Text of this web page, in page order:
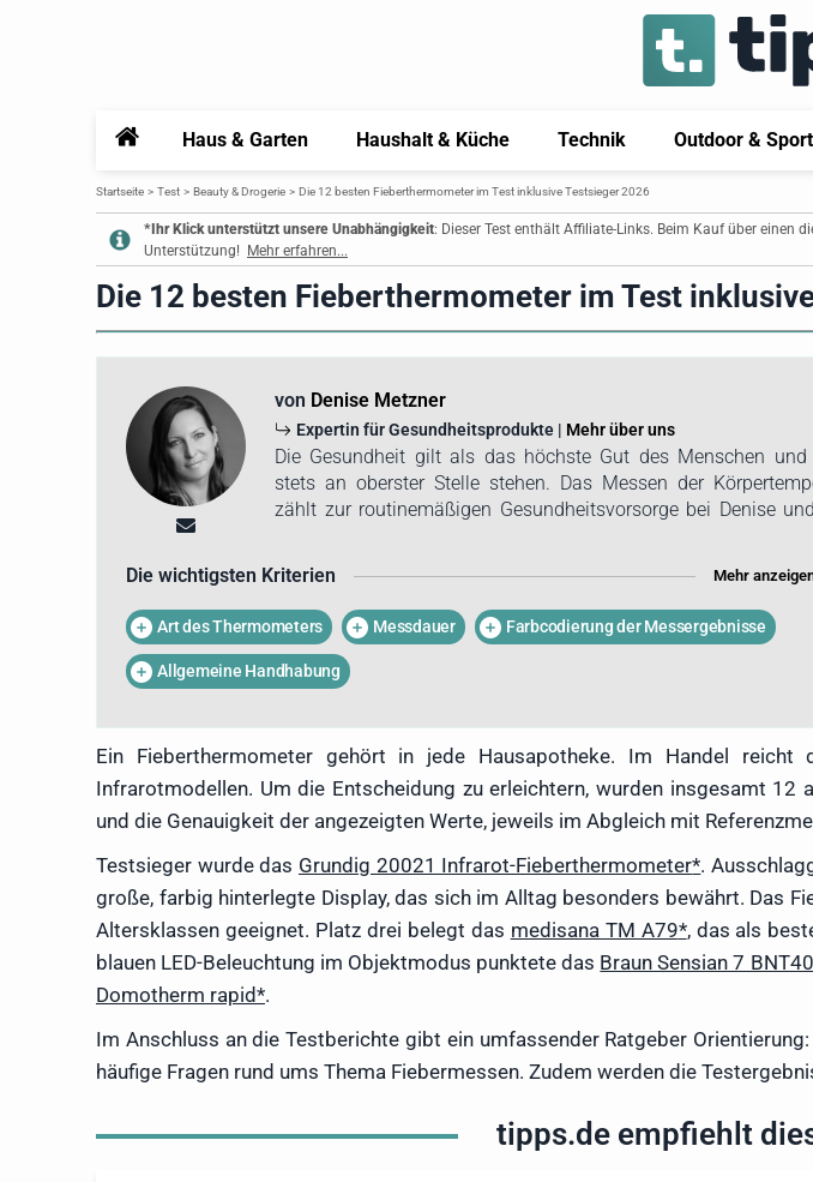
HomeHaus & Garten Haushalt & Küche Technik Outdoor & Sport
Startseite Test Beauty & Drogerie Die 12 besten Fieberthermometer im Test inklusive Testsieger 2026
*Ihr Klick unterstützt unsere Unabhängigkeit: Dieser Test enthält Affiliate-Links. Beim Kauf über einen
Unterstützung! Mehr erfahren...
Die 12 besten Fieberthermometer im Test
von Denise Metzner
Expertin für Gesundheitsprodukte | Mehr über uns
Die Gesundheit gilt als das höchste Gut des Menschen und
stets an oberster Stelle stehen. Das Messen der
zählt zur routinemäßigen Gesundheitsvorsorge bei Denise
kennt, kann durch regelmäßige Messungen Veränderungen im
und beginnende Krankheiten schneller erkennen. Im
die Temperaturmessung ein wesentlicher Indikator,
Kindern als auch bei Erwachsenen. Als dreifache Mutter bringt
Metzner umfassende Erfahrung im Bereich Fiebermessen bei
vom Säuglings- bis zum Grundschulalter mit. Sie kennt
und weiß, worauf es bei einem qualitativ
Fieberthermometer ankommt. Im folgenden
hat sie ganz unterschiedliche Fieberthermometer gründlich
von einfachen Stabthermometern bis hin zu High-
Thermometern mit App-Unterstützung.
Die wichtigsten Kriterien Mehr
Art des Thermometers Messdauer Farbcodierung der Messergebnisse
Allgemeine Handhabung
Ein Fieberthermometer gehört in jede Hausapotheke. Im Handel
Infrarotmodellen. Um die Entscheidung zu erleichtern, wurden insgesamt
und die Genauigkeit der angezeigten Werte, jeweils im Abgleich mit
Testsieger wurde das Grundig 20021 Infrarot-Fieberthermometer .
große, farbig hinterlegte Display, das sich im Alltag besonders bewährt. Das
Altersklassen geeignet. Platz drei belegt das medisana TM A79 , das als
blauen LED-Beleuchtung im Objektmodus punktete das Braun Sensian 7
Domotherm rapid .
Im Anschluss an die Testberichte gibt ein umfassender Ratgeber
häufige Fragen rund ums Thema Fiebermessen. Zudem werden die
tipps.de empfiehlt